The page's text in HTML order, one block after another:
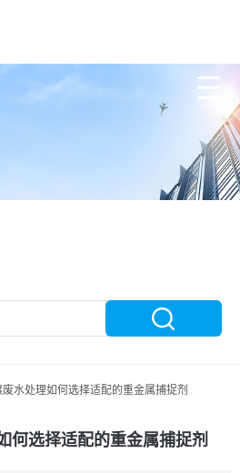
水处理如何选择适配的重金属捕捉剂
何选择适配的重金属捕捉剂